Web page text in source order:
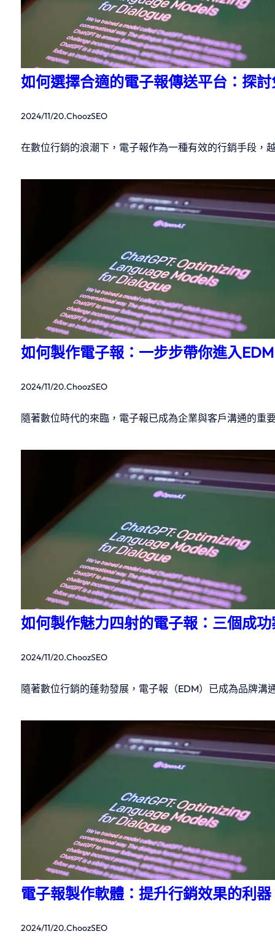
如何選擇合適的電子報傳送平台：探
2024/11/20.ChoozSEO
在數位行銷的浪潮下，電子報作為一種有效的行銷手段
如何製作電子報：一步步帶你進入
2024/11/20.ChoozSEO
隨著數位時代的來臨，電子報已成為企業與客戶溝通的
如何製作魅力四射的電子報：三個成
2024/11/20.ChoozSEO
隨著數位行銷的蓬勃發展，電子報（EDM）已成為品牌
電子報製作軟體：提升行銷效果的利器
2024/11/20.ChoozSEO